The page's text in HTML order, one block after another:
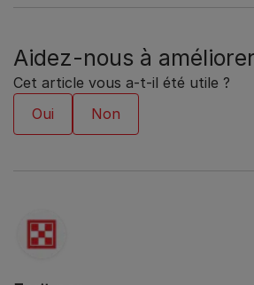
Aidez-nous à
Cet article vous a-t-il été utile ?